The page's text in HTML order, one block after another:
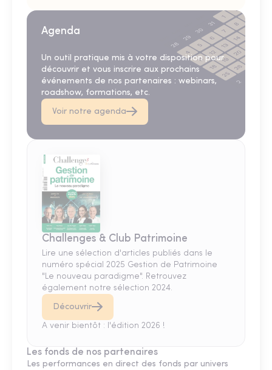
Agenda
Un outil pratique mis à votre disposition pour
découvrir et vous inscrire aux prochains
événements de nos partenaires : webinars,
roadshow, formations, etc.
Voir notre agenda
Challenges & Club Patrimoine
Lire une sélection d'articles publiés dans le
numéro spécial 2025 Gestion de Patrimoine
"Le nouveau paradigme". Retrouvez
également notre sélection 2024.
Découvrir
A venir bientôt : l'édition 2026 !
Les fonds de nos partenaires
Les performances en direct des fonds par univers